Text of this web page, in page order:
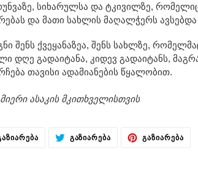
სიხარულსა და ტკივილზე, რომელიც
და მათი სახლის მაღალჭერს ავსებდა
შენს ქვეყანაზეა, შენს სახლზე,
დღე გადაიტანა, კიდევ გადაიტანს,
თავისი ადამიანების წყალობით.
ასაკის მკითხველისთვის
ᲒᲐᲖᲘᲐᲠᲔᲑᲐ
FACEBOOK-
ᲒᲐᲖᲘᲐᲠᲔᲑᲐ ᲒᲐᲖᲘᲐᲠᲔᲑᲐ
TWITTER-
ᲒᲐᲖᲘᲐᲠᲔᲑᲐ